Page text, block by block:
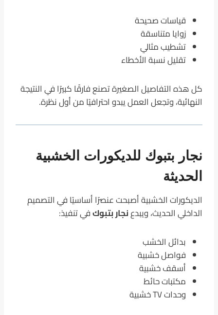
قياسات صحيحة
زوايا متناسقة
تشطيب مثالي
تقليل نسبة الأخطاء
كل هذه التفاصيل الصغيرة تصنع فارقًا كبيرًا في النتيجة
النهائية، وتجعل العمل يبدو احترافيًا من أول نظرة.
نجار بتبوك للديكورات الخشبية
الحديثة
الديكورات الخشبية أصبحت عنصرًا أساسيًا في التصميم
الداخلي الحديث، ويبدعنجار بتبوكفي تنفيذ:
بدائل الخشب
فواصل خشبية
أسقف خشبية
مكتبات حائط
وحدات TV خشبية